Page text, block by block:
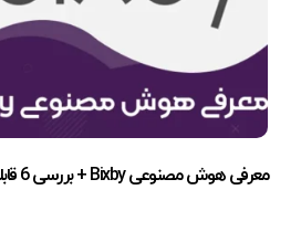
معرفی هوش مصنوعی Bixby + بررسی 6 قابلیت آن